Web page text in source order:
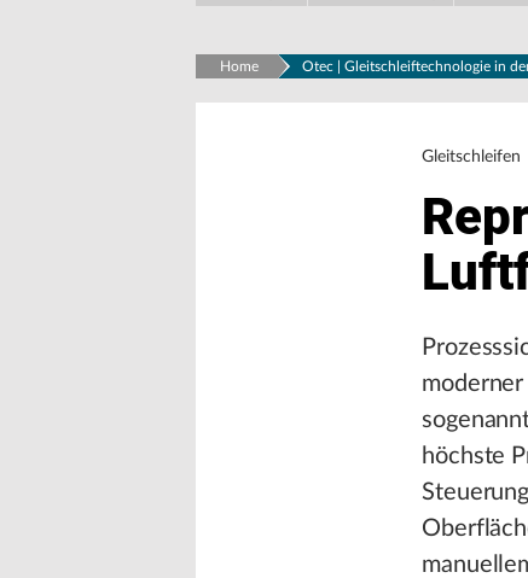
Home Otec | Gleitschleiftechnologie in
Gleitschleifen
höchste